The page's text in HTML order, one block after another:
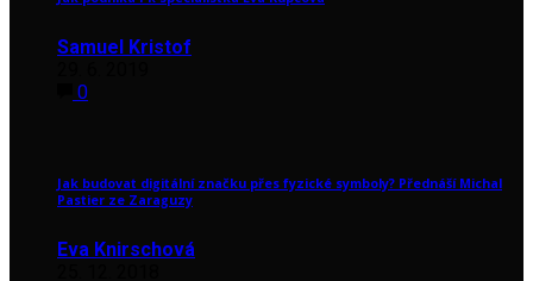
Samuel Kristof
0
Jak budovat digitální značku přes fyzické symboly? Přednáší Michal
Pastier ze Zaraguzy
Eva Knirschová